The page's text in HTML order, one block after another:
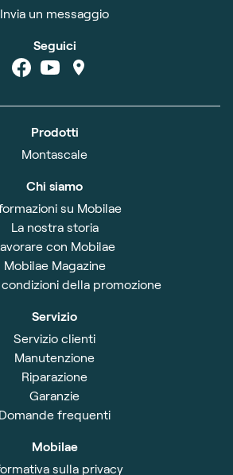
Invia un messaggio
Seguici
Prodotti
Montascale
Chi siamo
su Mobilae
La nostra storia
con Mobilae
Mobilae Magazine
condizioni della promozione
Servizio
Servizio clienti
Manutenzione
Riparazione
Garanzie
Domande frequenti
Mobilae
sulla privacy